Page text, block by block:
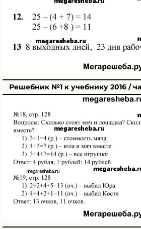
Решебник №1 к учебнику 2016 /